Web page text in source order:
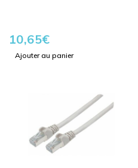
10,65€
Ajouter au panier